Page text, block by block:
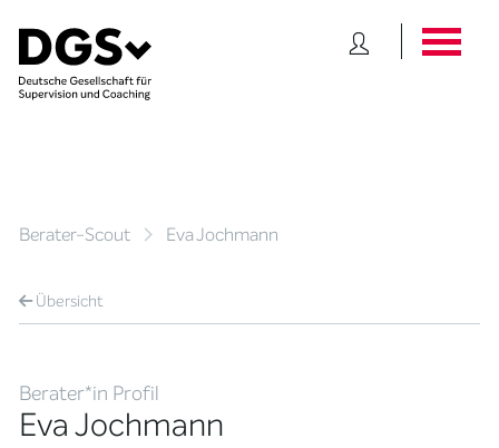
Berater-Scout Eva Jochmann
Übersicht
Berater*in Profil
Eva Jochmann